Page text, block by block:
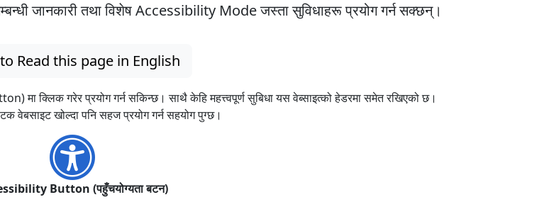
जानकारी तथा विशेष Accessibility Mode जस्ता सुविधाहरू प्रयोग गर्न सक्छन्।
Read this page in English
मा क्लिक गरेर प्रयोग गर्न सकिन्छ। साथै केहि महत्त्वपूर्ण सुबिधा यस वेब्साइत्को हेडरमा समेत रखिएको छ।
वेबसाइट खोल्दा पनि सहज प्रयोग गर्न सहयोग पुग्छ।
Button (पहुँचयोग्यता बटन)